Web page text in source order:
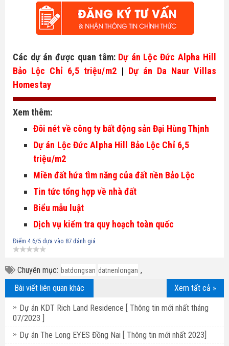
Các dự án được quan tâm: Dự án Lộc Đức Alpha Hill
Bảo Lộc Chỉ 6,5 triệu/m2 | Dự án Da Naur Villas
Homestay
Xem thêm:
Đôi nét về công ty bất động sản Đại Hùng Thịnh
Dự án Lộc Đức Alpha Hill Bảo Lộc Chỉ 6,5
triệu/m2
Miền đất hứa tìm năng của đất nền Bảo Lộc
Tin tức tổng hợp về nhà đất
Biểu mẫu luật
Dịch vụ kiểm tra quy hoạch toàn quốc
Điểm 4.6/5 dựa vào 87 đánh giá
Chuyên mục: batdongsan ,
datnenlongan
Xem tất cả »
Bài viết liên quan khác
Dự án KDT Rich Land Residence [ Thông tin mới nhất tháng
07/2023 ]
Dự án The Long EYES Đồng Nai [ Thông tin mới nhất 2023]